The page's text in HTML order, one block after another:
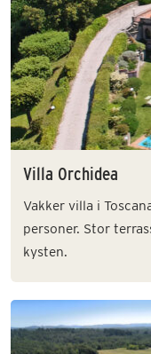
Villa Orchidea
Vakker villa i
personer. Stor
kysten.